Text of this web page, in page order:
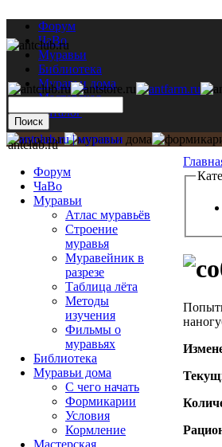
Форум
ЧаВо
Муравьи
Библиотека
Муравьи дома
Мастерская
Каталог
antclub.ru
Форум
ЧаВо
Муравьи
Атлас муравьёв
Строение
муравья
Муравейник в
разрезе
Таблица лёта
Методы
изучения
Фильмы о
муравьях
Библиотека
Муравьи дома
С чего начать
Формикарии
Условия
Кормление
Мастерская